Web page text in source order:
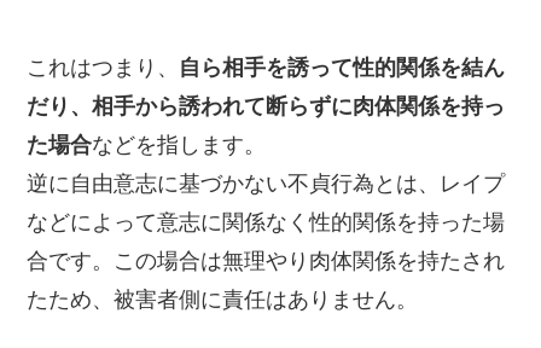
これはつまり、 自ら相手を誘って性的関係を結ん
だり、相手から誘われて断らずに肉体関係を持っ
た場合などを指します。
逆に自由意志に基づかない不貞行為とは、レイプ
などによって意志に関係なく性的関係を持った場
合です。この場合は無理やり肉体関係を持たされ
たため、被害者側に責任はありません。